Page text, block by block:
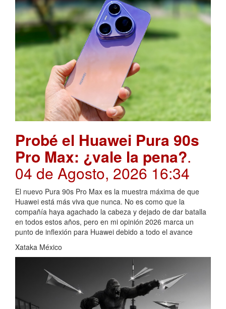
Probé el Huawei Pura 90s
Pro Max: ¿vale la pena?.
04 de Agosto, 2026 16:34
El nuevo Pura 90s Pro Max es la muestra máxima de que
Huawei está más viva que nunca. No es como que la
compañía haya agachado la cabeza y dejado de dar batalla
en todos estos años, pero en mi opinión 2026 marca un
punto de inflexión para Huawei debido a todo el avance
Xataka México